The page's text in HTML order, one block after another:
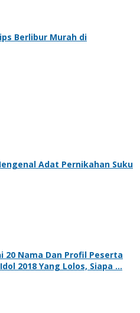
Berlibur Murah di
Adat Pernikahan Suku
20 Nama Dan Profil Peserta
2018 Yang Lolos, Siapa …